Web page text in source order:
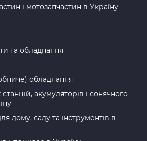
і мотозапчастин в Україну
та обладнання
обладнання
акумуляторів і сонячного
дому, саду та інструментів в